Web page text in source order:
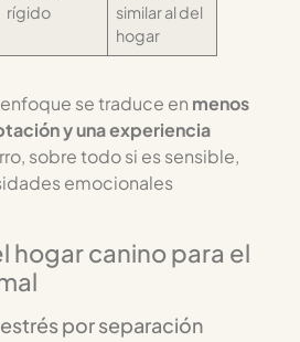
rígido
similar al del
hogar
se traduce en menos
y una experiencia
sobre todo si es sensible,
emocionales
hogar canino para el
por separación